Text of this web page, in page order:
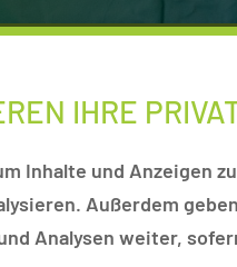
Minimal-invasive
und
Staging-
IHRE
Inhalte und Anzeigen
Außerdem
Analysen weiter,